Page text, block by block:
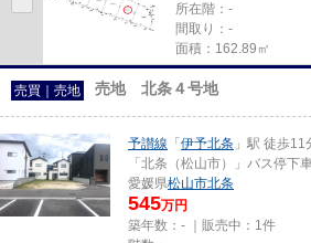
所在階：-
間取り：-
面積：162.89㎡
売買｜売地 売地 北条４号地
予讃線 「 伊予北条 」駅 徒歩11
「北条（松山市）」バス停
愛媛県松山市北条
545万円
築年数：- ｜販売中： 1件